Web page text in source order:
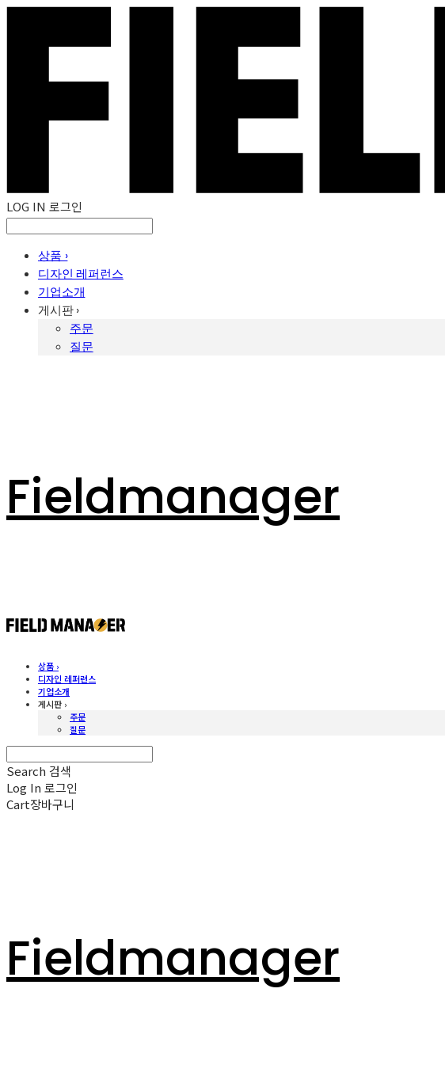
LOG IN 로그인
상품 ›
디자인 레퍼런스
기업소개
게시판 ›
주문
질문
Fieldmanager
상품 ›
디자인 레퍼런스
기업소개
게시판 ›
주문
질문
Search 검색
Log In 로그인
Cart장바구니
Fieldmanager